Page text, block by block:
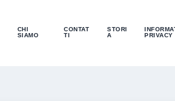
CHI
SIAMO
CONTAT
TI
STORI
A
PRIVACY